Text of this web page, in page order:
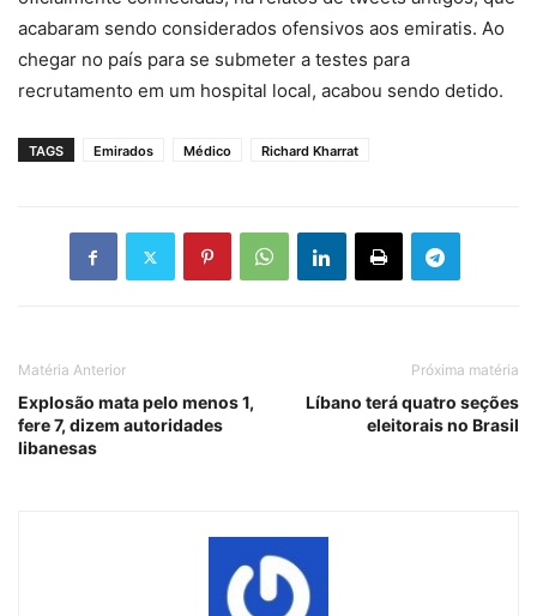
acabaram sendo considerados ofensivos aos emiratis. Ao
chegar no país para se submeter a testes para
recrutamento em um hospital local, acabou sendo detido.
TAGS Emirados Médico Richard Kharrat
Matéria Anterior
Explosão mata pelo menos 1,
fere 7, dizem autoridades
libanesas
Próxima matéria
Líbano terá quatro seções
eleitorais no Brasil